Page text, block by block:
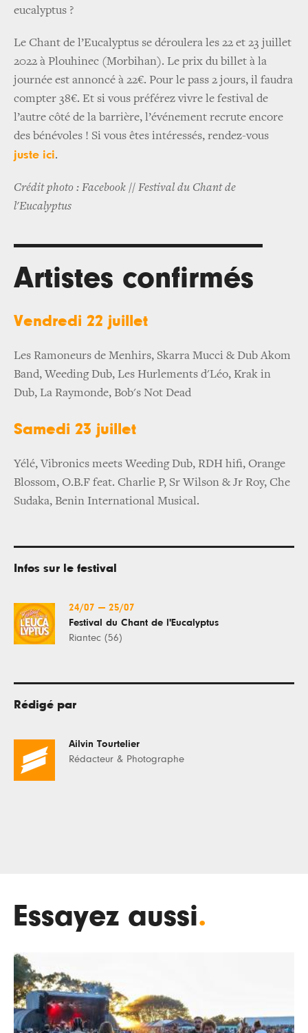
eucalyptus ?
Le Chant de l’Eucalyptus se déroulera les 22 et 23 juillet
2022 à Plouhinec (Morbihan). Le prix du billet à la
journée est annoncé à 22€. Pour le pass 2 jours, il faudra
compter 38€. Et si vous préférez vivre le festival de
l’autre côté de la barrière, l’événement recrute encore
des bénévoles ! Si vous êtes intéressés, rendez-vous
juste ici.
Crédit photo : Facebook // Festival du Chant de
l'Eucalyptus
Artistes confirmés
Vendredi 22 juillet
Les Ramoneurs de Menhirs, Skarra Mucci & Dub Akom
Band, Weeding Dub, Les Hurlements d'Léo, Krak in
Dub, La Raymonde, Bob's Not Dead
Samedi 23 juillet
Yélé, Vibronics meets Weeding Dub, RDH hifi, Orange
Blossom, O.B.F feat. Charlie P, Sr Wilson & Jr Roy, Che
Sudaka, Benin International Musical.
Infos sur le festival
24/07 — 25/07
Festival du Chant de l'Eucalyptus
Riantec (56)
Rédigé par
Ailvin Tourtelier
Rédacteur & Photographe
Essayez aussi.